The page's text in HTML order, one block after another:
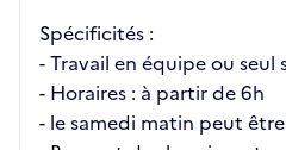
Spécificités :
- Travail en équipe ou seul
- Horaires : à partir de 6h
- le samedi matin peut